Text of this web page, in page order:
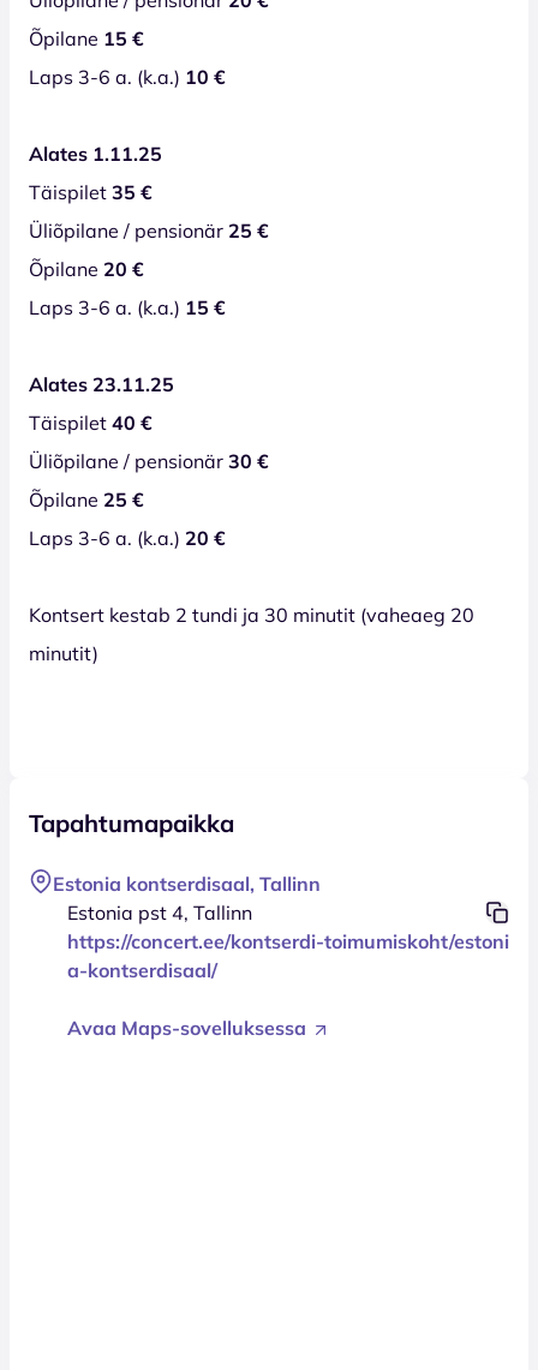
Õpilane 15 €
Laps 3-6 a. (k.a.) 10 €
Alates 1.11.25
Täispilet 35 €
Üliõpilane / pensionär 25 €
Õpilane 20 €
Laps 3-6 a. (k.a.) 15 €
Alates 23.11.25
Täispilet 40 €
Üliõpilane / pensionär 30 €
Õpilane 25 €
Laps 3-6 a. (k.a.) 20 €
Kontsert kestab 2 tundi ja 30 minutit (vaheaeg 20
minutit)
Tapahtumapaikka
Estonia kontserdisaal, Tallinn
Estonia pst 4, Tallinn
https://concert.ee/kontserdi-toimumiskoht/estoni
a-kontserdisaal/
Avaa Maps-sovelluksessa